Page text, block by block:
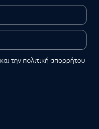
και την πολιτική απορρήτου